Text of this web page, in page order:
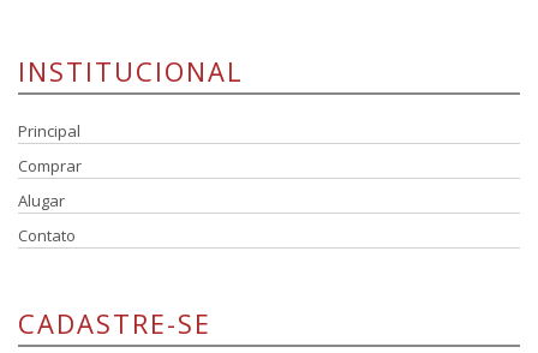
INSTITUCIONAL
Principal
Comprar
Alugar
Contato
CADASTRE-SE